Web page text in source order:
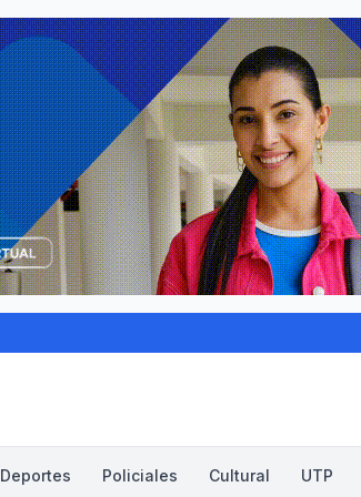
Deportes Policiales Cultural UTP